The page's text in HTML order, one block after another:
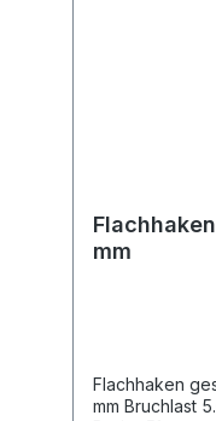
mm
Flachhaken geschmiedet
mm Bruchlast